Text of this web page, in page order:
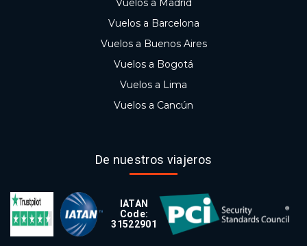
Vuelos a Madrid
Vuelos a Barcelona
Vuelos a Buenos Aires
Vuelos a Bogotá
Vuelos a Lima
Vuelos a Cancún
De nuestros viajeros
IATAN
Code:
31522901